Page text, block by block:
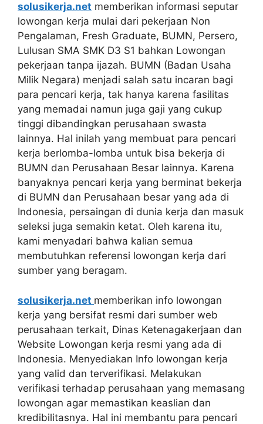
solusikerja.net memberikan informasi seputar
lowongan kerja mulai dari pekerjaan Non
Pengalaman, Fresh Graduate, BUMN, Persero,
Lulusan SMA SMK D3 S1 bahkan Lowongan
pekerjaan tanpa ijazah. BUMN (Badan Usaha
Milik Negara) menjadi salah satu incaran bagi
para pencari kerja, tak hanya karena fasilitas
yang memadai namun juga gaji yang cukup
tinggi dibandingkan perusahaan swasta
lainnya. Hal inilah yang membuat para pencari
kerja berlomba-lomba untuk bisa bekerja di
BUMN dan Perusahaan Besar lainnya. Karena
banyaknya pencari kerja yang berminat bekerja
di BUMN dan Perusahaan besar yang ada di
Indonesia, persaingan di dunia kerja dan masuk
seleksi juga semakin ketat. Oleh karena itu,
kami menyadari bahwa kalian semua
membutuhkan referensi lowongan kerja dari
sumber yang beragam.
solusikerja.net memberikan info lowongan
kerja yang bersifat resmi dari sumber web
perusahaan terkait, Dinas Ketenagakerjaan dan
Website Lowongan kerja resmi yang ada di
Indonesia. Menyediakan Info lowongan kerja
yang valid dan terverifikasi. Melakukan
verifikasi terhadap perusahaan yang memasang
lowongan agar memastikan keaslian dan
kredibilitasnya. Hal ini membantu para pencari